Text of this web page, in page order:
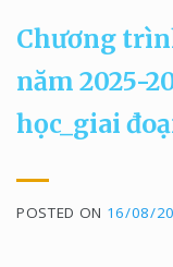
Chương
năm 2025-
học_giai
POSTED ON 16/08/